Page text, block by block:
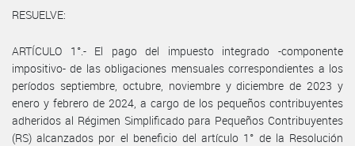
RESUELVE:
ARTÍCULO 1°.- El pago del impuesto integrado -componente
impositivo- de las obligaciones mensuales correspondientes a los
períodos septiembre, octubre, noviembre y diciembre de 2023 y
enero y febrero de 2024, a cargo de los pequeños contribuyentes
adheridos al Régimen Simplificado para Pequeños Contribuyentes
(RS) alcanzados por el beneficio del artículo 1° de la Resolución